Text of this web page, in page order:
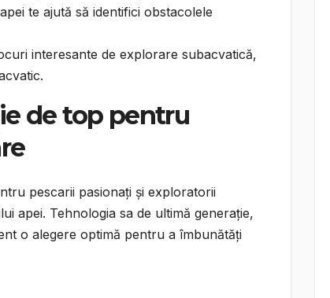
te ajută să identifici obstacolele
interesante de explorare subacvatică,
de top pentru
pescarii pasionați și exploratorii
apei. Tehnologia sa de ultimă generație,
o alegere optimă pentru a îmbunătăți